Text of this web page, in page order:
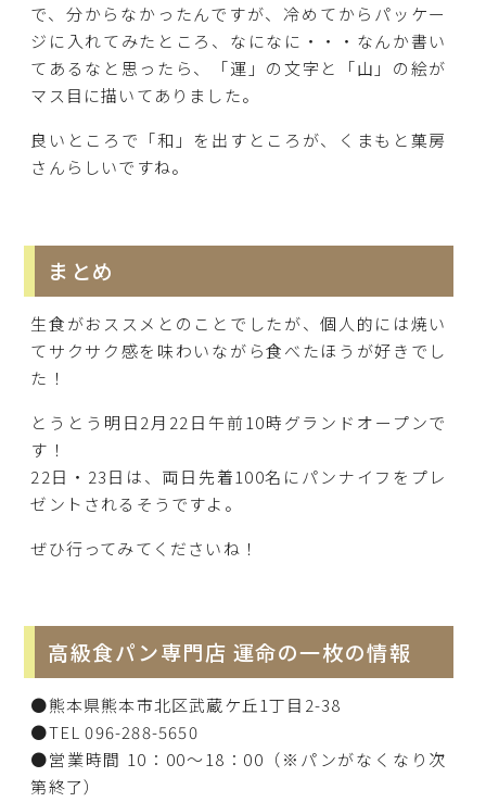
で、分からなかったんですが、冷めてからパッケー
ジに入れてみたところ、なになに・・・なんか書い
てあるなと思ったら、「運」の文字と「山」の絵が
マス目に描いてありました。
良いところで「和」を出すところが、くまもと菓房
さんらしいですね。
まとめ
生食がおススメとのことでしたが、個人的には焼い
てサクサク感を味わいながら食べたほうが好きでし
た！
とうとう明日2月22日午前10時グランドオープンで
す！
22日・23日は、両日先着100名にパンナイフをプレ
ゼントされるそうですよ。
ぜひ行ってみてくださいね！
高級食パン専門店 運命の一枚の情報
●熊本県熊本市北区武蔵ケ丘1丁目2-38
●TEL 096-288-5650
●営業時間 10：00～18：00（※パンがなくなり次
第終了）